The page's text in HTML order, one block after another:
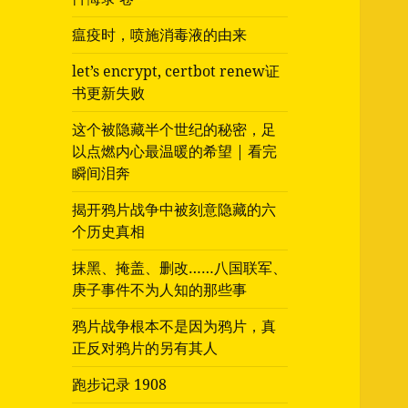
瘟疫时，喷施消毒液的由来
let’s encrypt, certbot renew证
书更新失败
这个被隐藏半个世纪的秘密，足
以点燃内心最温暖的希望 | 看完
瞬间泪奔
揭开鸦片战争中被刻意隐藏的六
个历史真相
抹黑、掩盖、删改……八国联军、
庚子事件不为人知的那些事
鸦片战争根本不是因为鸦片，真
正反对鸦片的另有其人
跑步记录 1908